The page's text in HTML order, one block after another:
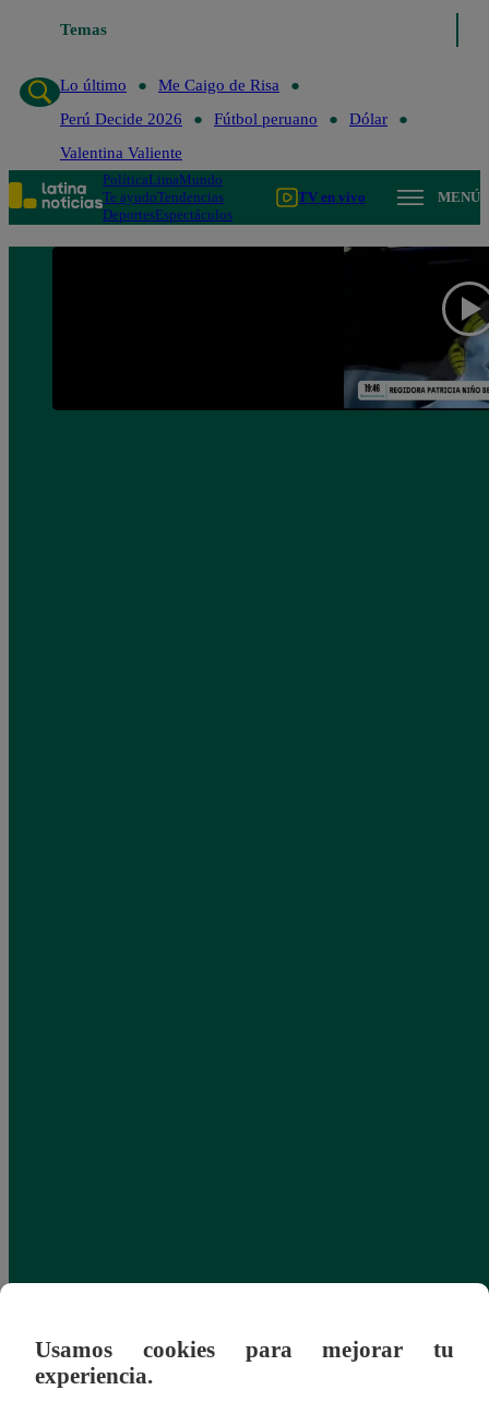
Temas
Lo último
Me Caigo de Risa
Perú Decide 2026
Fútbol peruano
Dólar
Valentina Valiente
PolíticaLimaMundo
Te ayudoTendencias
DeportesEspectáculos
TV en vivo MENÚ
Usamos cookies para mejorar tu
experiencia.